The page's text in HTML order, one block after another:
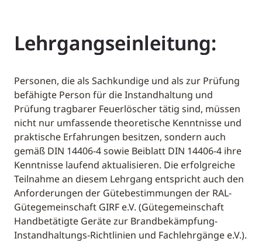
Lehrgangseinleitung:
Personen, die als Sachkundige und als zur Prüfung
befähigte Person für die Instandhaltung und
Prüfung tragbarer Feuerlöscher tätig sind, müssen
nicht nur umfassende theoretische Kenntnisse und
praktische Erfahrungen besitzen, sondern auch
gemäß DIN 14406-4 sowie Beiblatt DIN 14406-4 ihre
Kenntnisse laufend aktualisieren. Die erfolgreiche
Teilnahme an diesem Lehrgang entspricht auch den
Anforderungen der Gütebestimmungen der RAL-
Gütegemeinschaft GIRF e.V. (Gütegemeinschaft
Handbetätigte Geräte zur Brandbekämpfung-
Instandhaltungs-Richtlinien und Fachlehrgänge e.V.).